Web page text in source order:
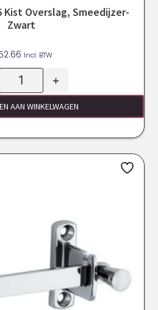
Kist Overslag, Smeedijzer-
Zwart
Incl. BTW
+
AAN WINKELWAGEN